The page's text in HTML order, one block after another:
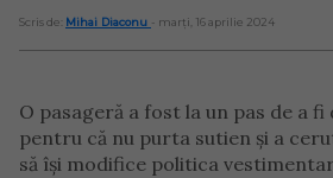
Scris de: Mihai Diaconu - marți, 16 aprilie 2024
O pasageră a fost la un pas de a
pentru că nu purta sutien și a
să își modifice politica